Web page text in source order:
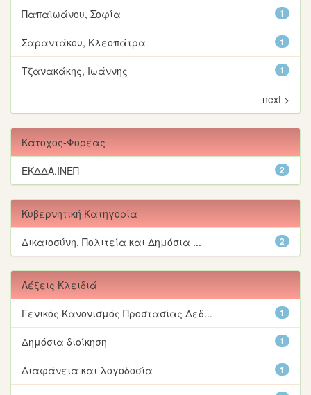
1
Παπαϊωάνου, Σοφία
1
Σαραντάκου, Κλεοπάτρα
1
Τζανακάκης, Ιωάννης
next >
Κάτοχος-Φορέας
2
ΕΚΔΔΑ.ΙΝΕΠ
Κυβερνητική Κατηγορία
2
Δικαιοσύνη, Πολιτεία και Δημόσια ...
Λέξεις Κλειδιά
1
Γενικός Κανονισμός Προστασίας Δεδ...
1
Δημόσια διοίκηση
1
Διαφάνεια και λογοδοσία